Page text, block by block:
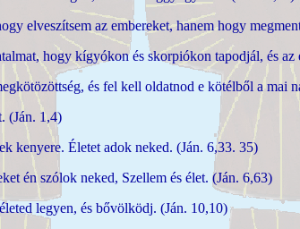
elveszítsem az embereket, hanem hogy
hogy kígyókon és skorpiókon tapodjál, és
és fel kell oldatnod e kötélből a mai
(Ján. 1,4)
kenyere. Életet adok neked. (Ján. 6,33. 35)
én szólok neked, Szellem és élet. (Ján. 6,63)
legyen, és bővölködj. (Ján. 10,10)